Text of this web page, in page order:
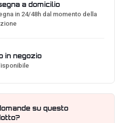
a domicilio
in 24/48h dal momento della
in negozio
su questo